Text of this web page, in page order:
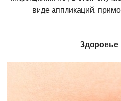
виде аппликаций,
Здоровье